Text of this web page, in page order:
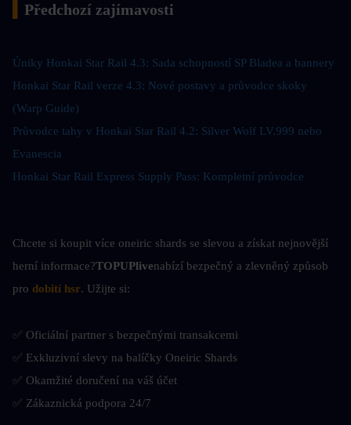
Předchozí zajímavosti
Úniky Honkai Star Rail 4.3: Sada schopností SP Bladea a bannery
Honkai Star Rail verze 4.3: Nové postavy a průvodce skoky
(Warp Guide)
Průvodce tahy v Honkai Star Rail 4.2: Silver Wolf LV.999 nebo
Evanescia
Honkai Star Rail Express Supply Pass: Kompletní průvodce
Chcete si koupit více oneiric shards se slevou a získat nejnovější
herní informace?TOPUPlivenabízí bezpečný a zlevněný způsob
pro dobití hsr. Užijte si:
✅ Oficiální partner s bezpečnými transakcemi
✅ Exkluzivní slevy na balíčky Oneiric Shards
✅ Okamžité doručení na váš účet
✅ Zákaznická podpora 24/7